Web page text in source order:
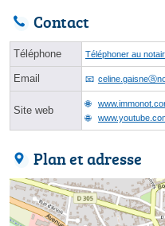
Contact
Téléphone Téléphoner au
Email
Site web
Plan et adresse